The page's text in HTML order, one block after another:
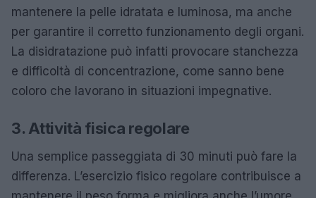
mantenere la pelle idratata e luminosa, ma anche
per garantire il corretto funzionamento degli organi.
La disidratazione può infatti provocare stanchezza
e difficoltà di concentrazione, come sanno bene
coloro che lavorano in situazioni impegnative.
3. Attività fisica regolare
Una semplice passeggiata di 30 minuti può fare la
differenza. L’esercizio fisico regolare contribuisce a